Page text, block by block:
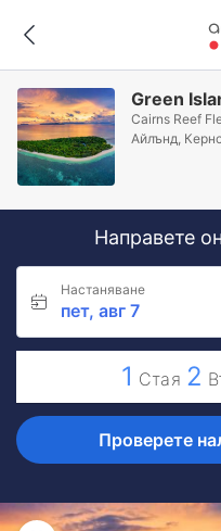
Green
Cairns Reef
Айлънд,
Направете
Настаняване
пет, авг 7
1 Стая 2
Проверете